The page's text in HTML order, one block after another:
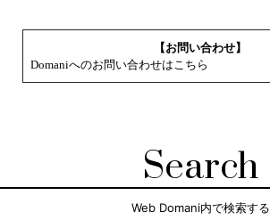
【お問い合わせ】
Domaniへのお問い合わせはこちら
Search
Web Domani内で検索する